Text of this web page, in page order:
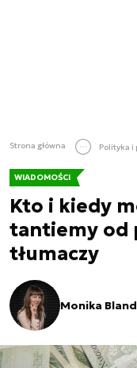
Strona główna Polityka i
WIADOMOŚCI
Kto i kiedy
tantiemy od
tłumaczy
Monika